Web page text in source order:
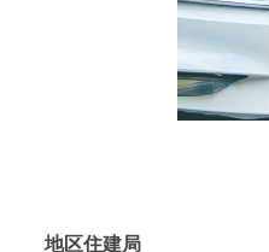
地区住建局